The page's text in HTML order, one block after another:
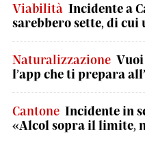
Viabilità Incidente a
sarebbero sette, di cui
Naturalizzazione Vuoi
l’app che ti prepara
Cantone Incidente in
«Alcol sopra il limite,